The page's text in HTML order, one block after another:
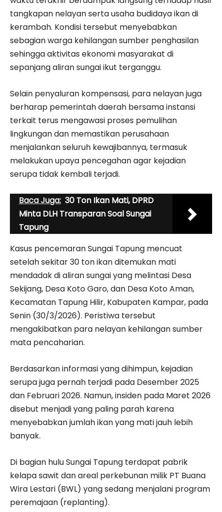
tangkapan nelayan serta usaha budidaya ikan di
kerambah. Kondisi tersebut menyebabkan
sebagian warga kehilangan sumber penghasilan
sehingga aktivitas ekonomi masyarakat di
sepanjang aliran sungai ikut terganggu.
Selain penyaluran kompensasi, para nelayan juga
berharap pemerintah daerah bersama instansi
terkait terus mengawasi proses pemulihan
lingkungan dan memastikan perusahaan
menjalankan seluruh kewajibannya, termasuk
melakukan upaya pencegahan agar kejadian
serupa tidak kembali terjadi.
Baca Juga: 30 Ton Ikan Mati, DPRD
Minta DLH Transparan Soal Sungai
Tapung
Kasus pencemaran Sungai Tapung mencuat
setelah sekitar 30 ton ikan ditemukan mati
mendadak di aliran sungai yang melintasi Desa
Sekijang, Desa Koto Garo, dan Desa Koto Aman,
Kecamatan Tapung Hilir, Kabupaten Kampar, pada
Senin (30/3/2026). Peristiwa tersebut
mengakibatkan para nelayan kehilangan sumber
mata pencaharian.
Berdasarkan informasi yang dihimpun, kejadian
serupa juga pernah terjadi pada Desember 2025
dan Februari 2026. Namun, insiden pada Maret 2026
disebut menjadi yang paling parah karena
menyebabkan jumlah ikan yang mati jauh lebih
banyak.
Di bagian hulu Sungai Tapung terdapat pabrik
kelapa sawit dan areal perkebunan milik PT Buana
Wira Lestari (BWL) yang sedang menjalani program
peremajaan (replanting).